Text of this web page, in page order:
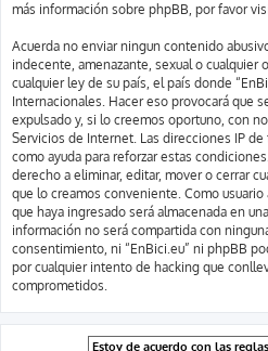
más información sobre phpBB, por favor
Acuerda no enviar ningun contenido
indecente, amenazante, sexual o cualquier
cualquier ley de su país, el país donde
Internacionales. Hacer eso provocará que
expulsado y, si lo creemos oportuno, con
Servicios de Internet. Las direcciones IP
como ayuda para reforzar estas
derecho a eliminar, editar, mover o cerrar
que lo creamos conveniente. Como
que haya ingresado será almacenada en
información no será compartida con
consentimiento, ni “EnBici.eu” ni phpBB
por cualquier intento de hacking que
comprometidos.